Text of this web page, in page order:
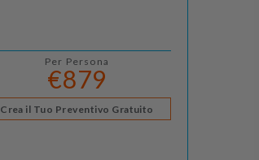
Per Persona
€879
Crea il Tuo Preventivo Gratuito